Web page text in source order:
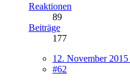
Reaktionen
89
Beiträge
177
12. November
#62